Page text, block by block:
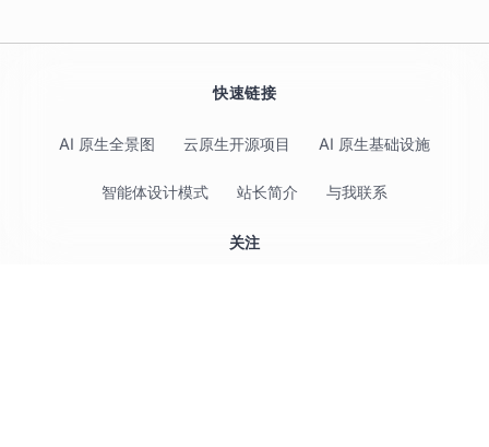
快速链接
AI 原生全景图 云原生开源项目 AI 原生基础设施
智能体设计模式 站长简介 与我联系
关注